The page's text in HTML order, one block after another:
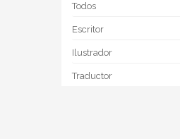
Todos
Escritor
Ilustrador
Traductor